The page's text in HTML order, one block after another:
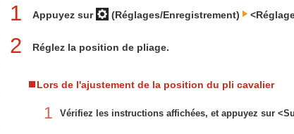
1 Appuyez sur (Réglages/Enregistrement)
2 Réglez la position de pliage.
Lors de l'ajustement de la position du pli cavalier
1 Vérifiez les instructions affichées, et appuyez sur